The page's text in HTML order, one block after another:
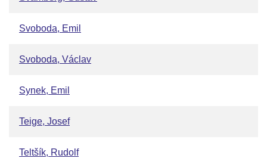
Svoboda, Emil
Svoboda, Václav
Synek, Emil
Teige, Josef
Teltšík, Rudolf